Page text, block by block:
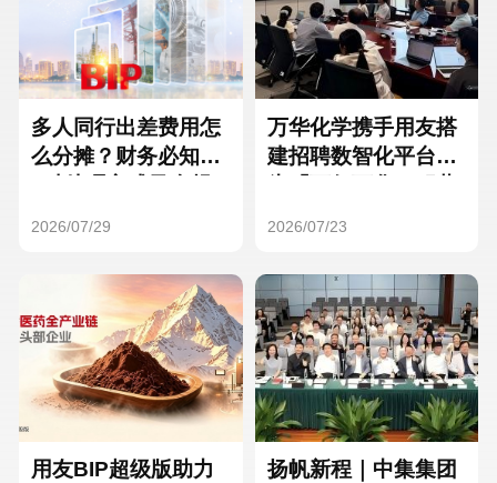
Turkey
Hungary Mexico
Hong Kong Macau
多人同行出差费用怎
么分摊？财务必知的
2026/07/29
万华化学携手用友搭
建招聘数智化平台，
2026/07/23
用友BIP超级版助力
扬帆新程｜中集集团